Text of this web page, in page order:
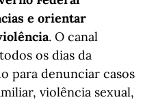
e orientar
. O canal
os dias da
para denunciar casos
violência sexual,